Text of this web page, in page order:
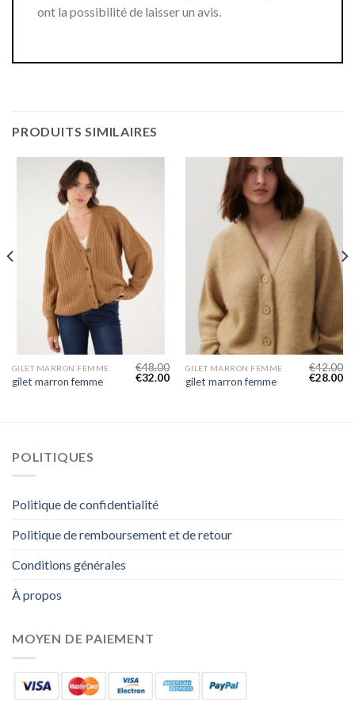
ont la possibilité de laisser un avis.
PRODUITS SIMILAIRES
GILET MARRON FEMME
gilet marron femme
€48.00
€32.00
GILET MARRON FEMME
gilet marron femme
€42.00
€28.00
POLITIQUES
Politique de confidentialité
Politique de remboursement et de retour
Conditions générales
À propos
MOYEN DE PAIEMENT